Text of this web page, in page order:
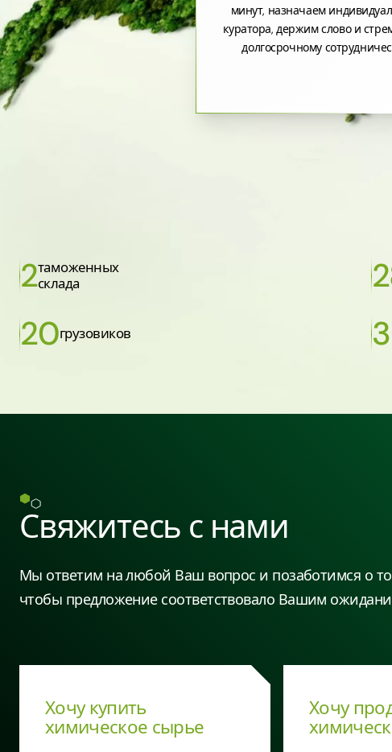
минут, назначаем
куратора, держим слово и
долгосрочному
2таможенных
склада
20грузовиков
Свяжитесь с нами
Мы ответим на любой Ваш вопрос и позаботимся о
чтобы предложение соответствовало Вашим
Хочу купить
химическое сырье
Хочу